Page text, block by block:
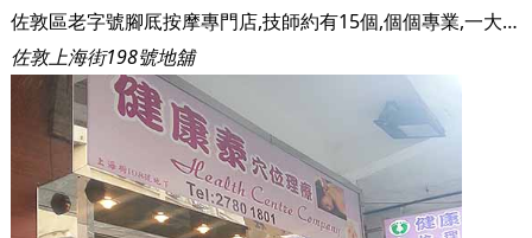
佐敦區老字號腳厎按摩專門店,技師約有15個,個個專業,一大班FRIEND黎都無問題
佐敦上海街198號地舖